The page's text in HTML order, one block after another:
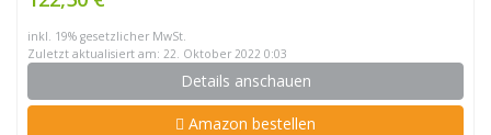
inkl. 19% gesetzlicher MwSt.
Zuletzt aktualisiert am: 22. Oktober 2022 0:03
Details anschauen
Amazon bestellen